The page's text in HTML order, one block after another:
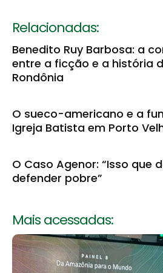
Relacionadas:
Benedito Ruy Barbosa: a
entre a ficção e a história
Rondônia
O sueco-americano e a
Igreja Batista em Porto
O Caso Agenor: “Isso que
defender pobre”
Mais acessadas: